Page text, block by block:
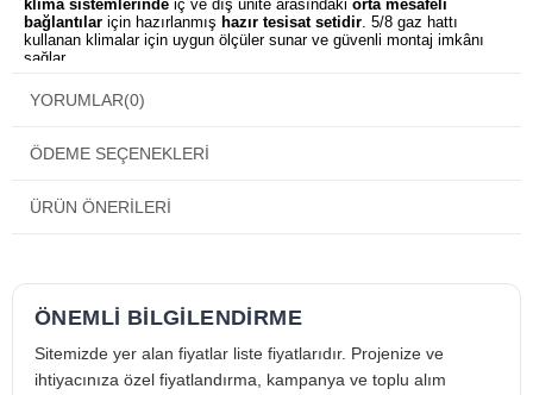
klima sistemlerinde iç ve dış ünite arasındaki orta mesafeli
bağlantılar için hazırlanmış hazır tesisat setidir . 5/8 gaz hattı
kullanan klimalar için uygun ölçüler sunar ve güvenli montaj imkânı
sağlar.
Bu ürün ne için kullanılır?
Split klimanın bakır boru hattı, izolasyon ve bağlantılarının
için kullanılır.
Standart 1/4 – 5/8 Ölçü Uyumu
Isı kaybını ve yoğuşmayı azaltarak enerji verimliliğini destekler.
Temel montaj bileşenlerinin tek sette sunulması montaj süresini
YORUMLAR(0)
ÖDEME SEÇENEKLERI
ÜRÜN ÖNERILERI
ÖNEMLİ BİLGİLENDİRME
Sitemizde yer alan fiyatlar liste fiyatlarıdır. Projenize ve
ihtiyacınıza özel fiyatlandırma, kampanya ve toplu alım